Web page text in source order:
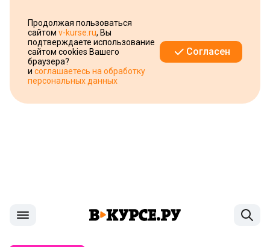
Продолжая пользоваться
сайтом v-kurse.ru, Вы
подтверждаете использование
сайтом cookies Вашего
браузера?
и соглашаетесь на обработку
персональных данных
Согласен